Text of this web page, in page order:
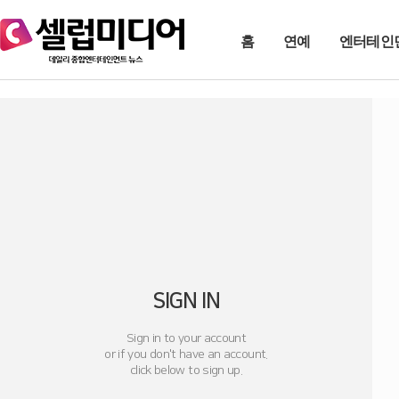
홈 연예 엔터테인
SIGN IN
Sign in to your account
or if you don't have an account.
click below to sign up.